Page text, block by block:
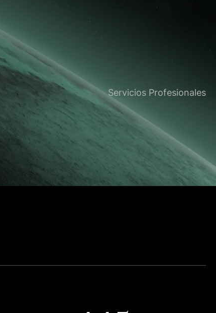
Servicios Profesionales